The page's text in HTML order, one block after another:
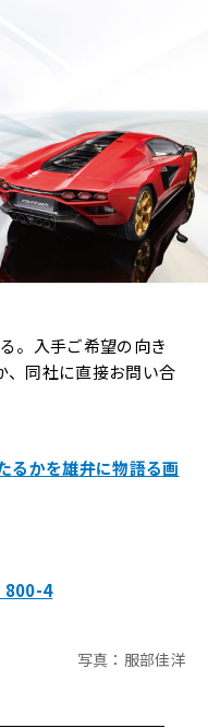
。入手ご希望の向き
、同社に直接お問い合
るかを雄弁に物語る画
800-4
写真：服部佳洋